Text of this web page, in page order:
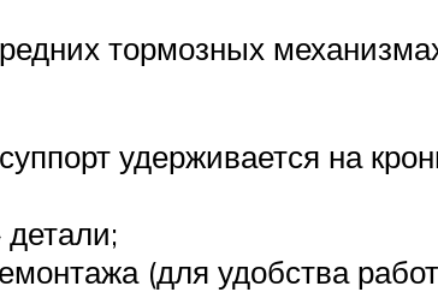
тормозных
удерживается на
(для удобства